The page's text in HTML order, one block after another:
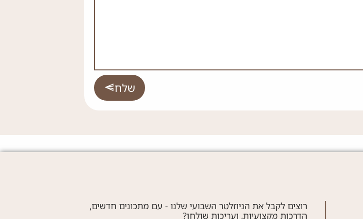
שלח
רוצים לקבל את הניוזלטר השבועי שלנו - עם מתכונים חדשים,
הדרכות מקצועיות, ועריכות שולחן?